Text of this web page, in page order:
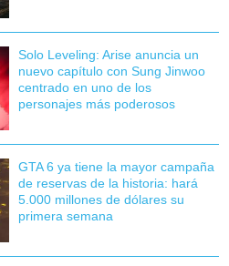
Solo Leveling: Arise anuncia un
nuevo capítulo con Sung Jinwoo
centrado en uno de los
personajes más poderosos
GTA 6 ya tiene la mayor campaña
de reservas de la historia: hará
5.000 millones de dólares su
primera semana